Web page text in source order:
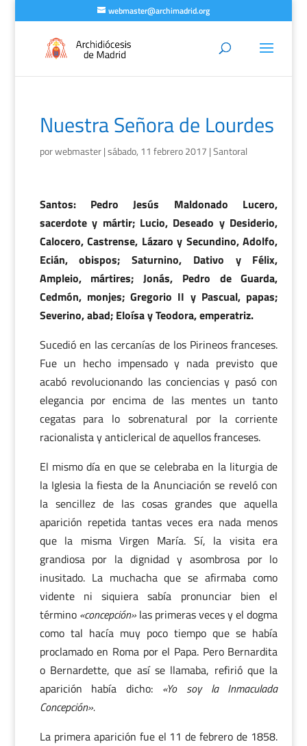
webmaster@archimadrid.org
Nuestra Señora de Lourdes
porwebmaster|sábado, 11 febrero 2017 |Santoral
Santos: Pedro Jesús Maldonado Lucero,
sacerdote y mártir; Lucio, Deseado y Desiderio,
Calocero, Castrense, Lázaro y Secundino, Adolfo,
Ecián, obispos; Saturnino, Dativo y Félix,
Ampleio, mártires; Jonás, Pedro de Guarda,
Cedmón, monjes; Gregorio II y Pascual, papas;
Severino, abad; Eloísa y Teodora, emperatriz.
Sucedió en las cercanías de los Pirineos franceses.
Fue un hecho impensado y nada previsto que
acabó revolucionando las conciencias y pasó con
elegancia por encima de las mentes un tanto
cegatas para lo sobrenatural por la corriente
racionalista y anticlerical de aquellos franceses.
El mismo día en que se celebraba en la liturgia de
la Iglesia la fiesta de la Anunciación se reveló con
la sencillez de las cosas grandes que aquella
aparición repetida tantas veces era nada menos
que la misma Virgen María. Sí, la visita era
grandiosa por la dignidad y asombrosa por lo
inusitado. La muchacha que se afirmaba como
vidente ni siquiera sabía pronunciar bien el
término «concepción»las primeras veces y el dogma
como tal hacía muy poco tiempo que se había
proclamado en Roma por el Papa. Pero Bernardita
o Bernardette, que así se llamaba, refirió que la
aparición había dicho: «Yo soy la Inmaculada
Concepción».
La primera aparición fue el 11 de febrero de 1858.